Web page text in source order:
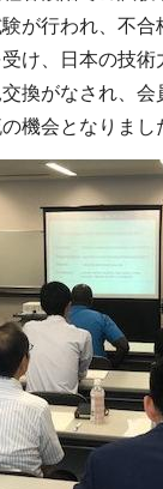
が行われ、不合
け、日本の技術
換がなされ、会
機会となりまし